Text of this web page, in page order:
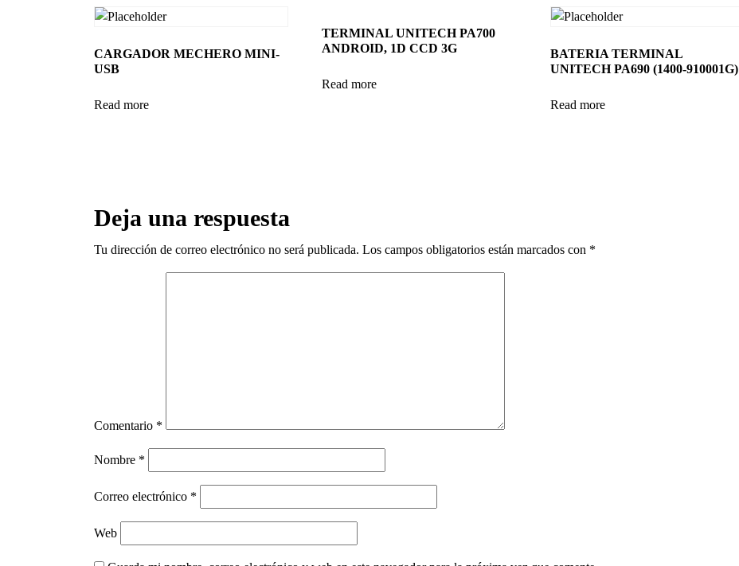
CARGADOR MECHERO MINI-
USB
Read more
TERMINAL UNITECH PA700
ANDROID, 1D CCD 3G
Read more
BATERIA TERMINAL
UNITECH PA690 (1400-910001G)
Read more
Deja una respuesta
Tu dirección de correo electrónico no será publicada. Los campos obligatorios están marcados con *
Comentario *
Nombre *
Correo electrónico *
Web